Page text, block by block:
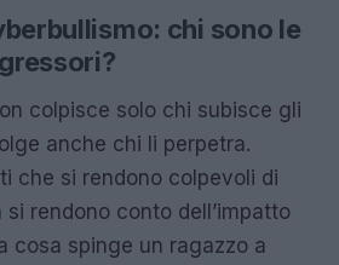
chi sono le
colpisce solo chi subisce gli
anche chi li perpetra.
che si rendono colpevoli di
rendono conto dell’impatto
cosa spinge un ragazzo a